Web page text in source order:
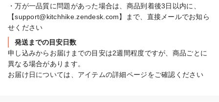
・万が一品質に問題があった場合は、商品到着後3日以内に、
【support@kitchhike.zendesk.com】まで、直接メールでお知ら
せください
発送までの目安日数
申し込みからお届けまでの目安は2週間程度ですが、商品ごとに
異なる場合があります。
お届け日については、アイテムの詳細ページをご確認ください